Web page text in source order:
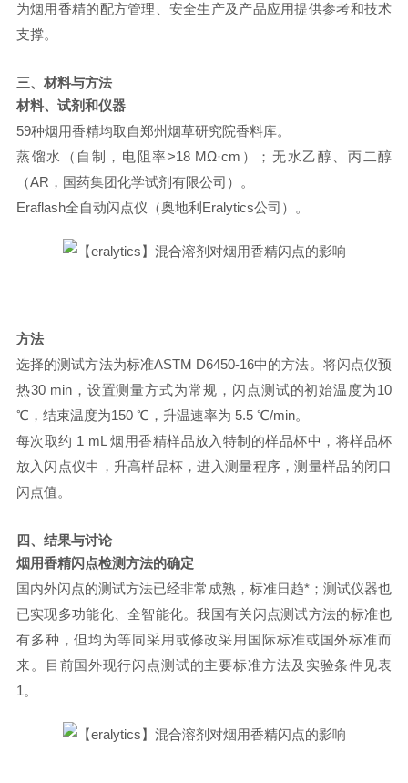
为烟用香精的配方管理、安全生产及产品应用提供参考和技术
支撑。
三、 材料与方法
材料、试剂和仪器
59种烟用香精均取自郑州烟草研究院香料库。
蒸馏水（自制，电阻率>18 MΩ·cm ）；无水乙醇、丙二醇
（AR ，国药集团化学试剂有限公司）。
Eraflash全自动闪点仪（奥地利 Eralytics公司）。
方法
选择的测试方法为标准ASTM D6450-16中的方法。将闪点仪预
热30 min，设置测量方式为常规，闪点测试的初始温度为10
℃ ，结束温度为150 ℃ ，升温速率为 5.5 ℃/min。
每次取约 1 mL烟用香精样品放入特制的样品杯中，将样品杯
放入闪点仪中，升高样品杯，进入测量程序，测量样品的闭口
闪点值。
四、 结果与讨论
烟用香精闪点检测方法的确定
国内外闪点的测试方法已经非常成熟，标准日趋*；测试仪器也
已实现多功能化、全智能化。我国有关闪点测试方法的标准也
有多种，但均为等同采用或修改采用国际标准或国外标准而
来。目前国外现行闪点测试的主要标准方法及实验条件见表
1 。